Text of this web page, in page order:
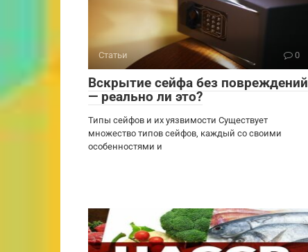
Статьи 0
Вскрытие сейфа без повреждений
— реально ли это?
Типы сейфов и их уязвимости Существует
множество типов сейфов, каждый со своими
особенностями и